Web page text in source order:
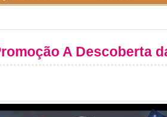
A Descoberta